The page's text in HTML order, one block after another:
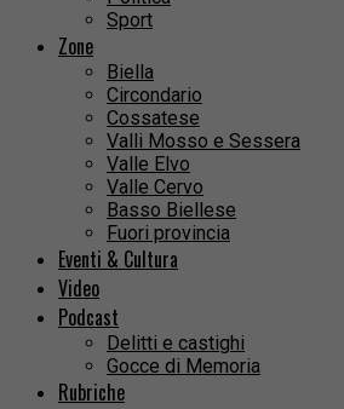
Sport
Zone
Biella
Circondario
Cossatese
Valli Mosso e Sessera
Valle Elvo
Valle Cervo
Basso Biellese
Fuori provincia
Eventi & Cultura
Video
Podcast
Delitti e castighi
Gocce di Memoria
Rubriche